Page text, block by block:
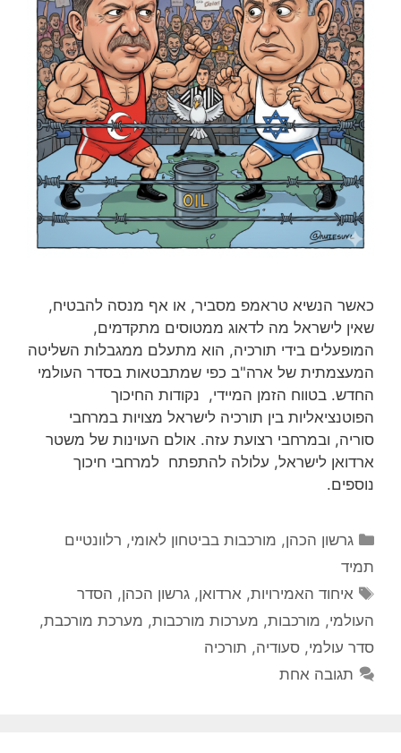
כאשר הנשיא טראמפ מסביר, או אף מנסה להבטיח,
שאין לישראל מה לדאוג ממטוסים מתקדמים,
המופעלים בידי תורכיה, הוא מתעלם ממגבלות השליטה
המעצמתית של ארה"ב כפי שמתבטאות בסדר העולמי
החדש. בטווח הזמן המיידי, נקודות החיכוך
הפוטנציאליות בין תורכיה לישראל מצויות במרחבי
סוריה, ובמרחבי רצועת עזה. אולם העוינות של משטר
ארדואן לישראל, עלולה להתפתח למרחבי חיכוך
נוספים.
קטגוריות
גרשון הכהן, מורכבות בביטחון לאומי, רלוונטיים
תמיד
תגיות
איחוד האמירויות, ארדואן,גרשון הכהן, הסדר
העולמי, מורכבות, מערכות מורכבות, מערכת מורכבת,
סדר עולמי, סעודיה, תורכיה
תגובה אחת